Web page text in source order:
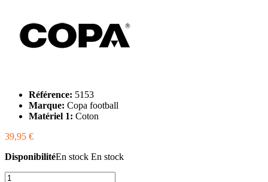
Référence: 5153
Marque: Copa football
Matériel 1: Coton
39,95 €
DisponibilitéEn stock En stock